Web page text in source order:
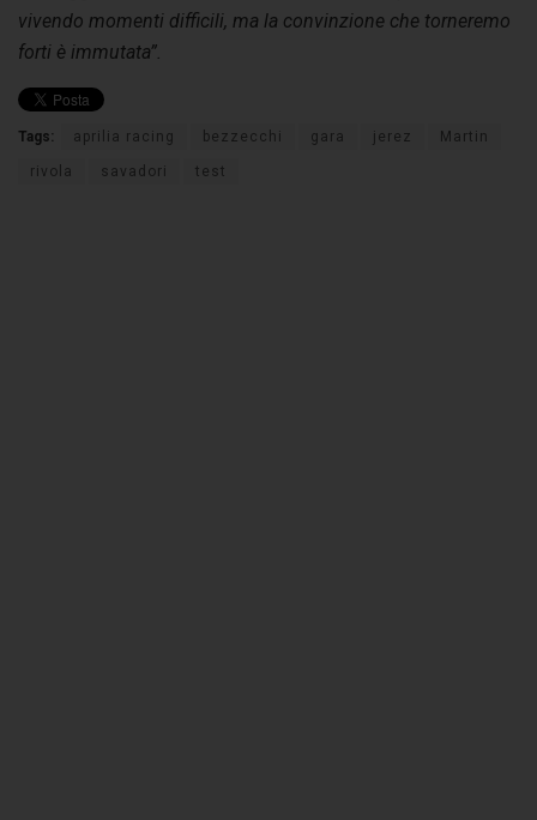
vivendo momenti difficili, ma la convinzione che torneremo
forti è immutata”.
Tags: aprilia racing bezzecchi gara jerez Martin
rivola savadori test